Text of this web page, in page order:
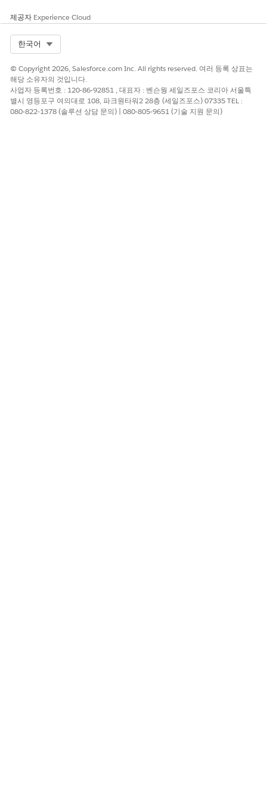
암호화 관련 권한을 검토하기 위해 정기적인 거버넌스 제어가 적용
하게 할당됩니다.
낮은 위험 또는 비위험
다음 중 하나 이상이 구현되면 이 제어가 낮은 위험으로 간주될 수
있습니다.
제공자 Experience Cloud
한국어
© Copyright 2026, Salesforce.com Inc. All rights reserved. 여러 등록 상표는
해당 소유자의 것입니다.
사업자 등록번호 : 120-86-92851 , 대표자 : 벤슨웡 세일즈포스 코리아 서울특
별시 영등포구 여의대로 108, 파크원타워2 28층 (세일즈포스) 07335 TEL :
080-822-1378 (솔루션 상담 문의) | 080-805-9651 (기술 지원 문의)